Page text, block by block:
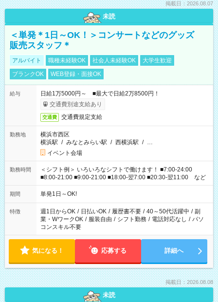
掲載日：2026.08.07
未読
＜単発＊1日～OK！＞コンサートなどのグッズ
販売スタッフ＊
アルバイト 職種未経験OK 社会人未経験OK
大学生歓迎
ブランクOK
WEB登録・面接OK
給与
日給1万5000円～ ■最大で日給2万8500円！
交通費別途支給あり
交通費 交通費規定支給
勤務地
横浜市西区
横浜駅 / みなとみらい駅 / 西横浜駅 / …
イベント会場
勤務時間
＜シフト例＞ いろいろなシフトで働けます！ ■7:00-24:00
■8:00-21:00 ■9:00-21:00 ■18:00-翌7:00 ■20:30-翌11:00 など
期間 単発1日～OK!
特徴 週1日からOK / 日払いOK / 履歴書不要 / 40～50代活躍中 / 副
業・WワークOK / 服装自由 / シフト勤務 / 電話対応なし / パソ
コンスキル不要
気になる！ 応募する 詳細へ
掲載日：2026.08.08
未読